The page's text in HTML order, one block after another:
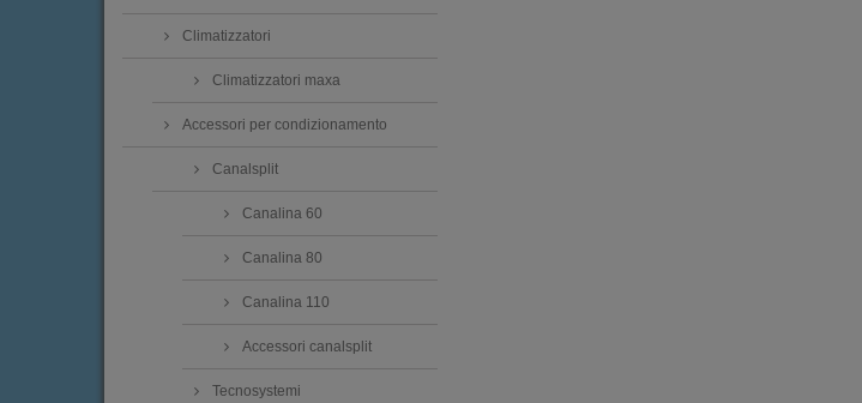
Climatizzatori
Climatizzatori maxa
Accessori per condizionamento
Canalsplit
Canalina 60
Canalina 80
Canalina 110
Accessori canalsplit
Tecnosystemi